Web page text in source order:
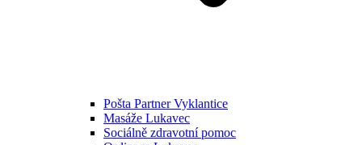
Pošta Partner Vyklantice
Masáže Lukavec
Sociálně zdravotní pomoc